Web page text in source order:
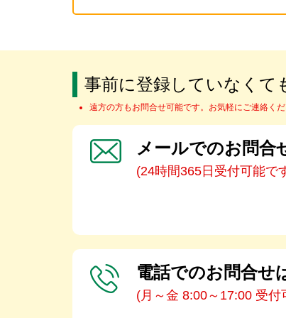
事前に登録していなくて
遠方の方もお問合せ可能です。お気軽にご連絡くだ
メールでのお問合
(24時間365日受付可能で
電話でのお問合せ
(月～金 8:00～17:00 受付